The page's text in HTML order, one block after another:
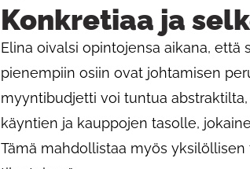
Konkretiaa ja
Elina oivalsi opintojensa aikana,
pienempiin osiin ovat johtamisen
myyntibudjetti voi tuntua
käyntien ja kauppojen tasolle,
Tämä mahdollistaa myös